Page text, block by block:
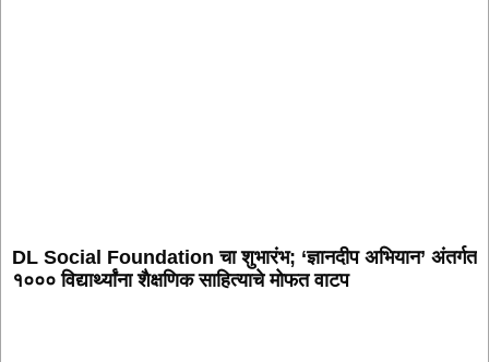
DL Social Foundation चा शुभारंभ; ‘ज्ञानदीप अभियान’ अंतर्गत
१००० विद्यार्थ्यांना शैक्षणिक साहित्याचे मोफत वाटप